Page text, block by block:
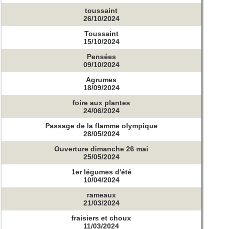
toussaint
26/10/2024
Toussaint
15/10/2024
Pensées
09/10/2024
Agrumes
18/09/2024
foire aux plantes
24/06/2024
Passage de la flamme olympique
28/05/2024
Ouverture dimanche 26 mai
25/05/2024
1er légumes d'été
10/04/2024
rameaux
21/03/2024
fraisiers et choux
11/03/2024